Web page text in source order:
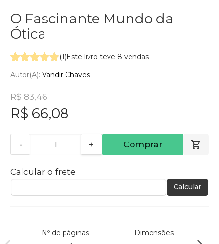
O Fascinante Mundo da
Ótica
(1) Este livro teve 8 vendas
Autor(a): Vandir Chaves
R$ 83,46
R$ 66,08
- + Comprar
Calcular o frete
Calcular
Nº de páginas Dimensões